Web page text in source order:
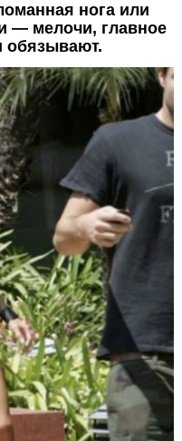
нога или
— мелочи, главное
обязывают.